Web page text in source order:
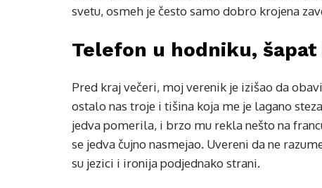
svetu, osmeh je često samo dobro krojena
Telefon u hodniku, šapat
Pred kraj večeri, moj verenik je izišao da
ostalo nas troje i tišina koja me je lagano
jedva pomerila, i brzo mu rekla nešto na
se jedva čujno nasmejao. Uvereni da ne
su jezici i ironija podjednako strani.